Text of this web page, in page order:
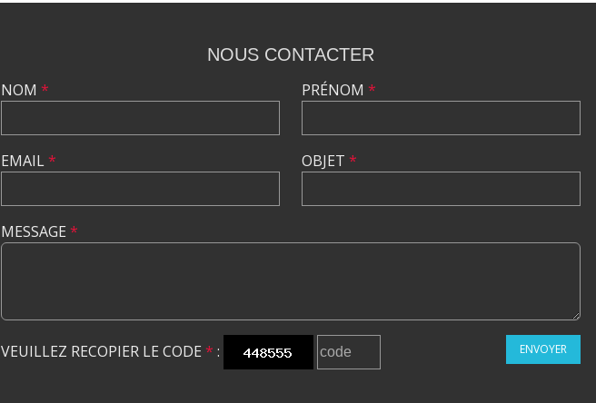
NOUS CONTACTER
NOM *
EMAIL*
PRÉNOM *
OBJET *
MESSAGE *
VEUILLEZ RECOPIER LE CODE * : ENVOYER